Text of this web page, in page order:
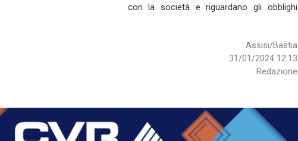
con la società e riguardano gli obblighi
Assisi/Bastia
31/01/2024 12:13
Redazione